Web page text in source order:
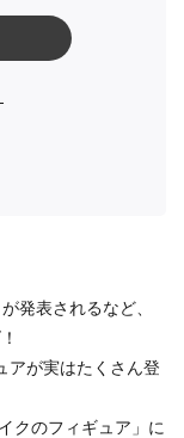
発表されるなど、
アが実はたくさん登
クのフィギュア」に